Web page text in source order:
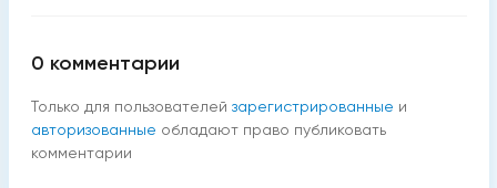
0 комментарии
Только для пользователей зарегистрированные и
авторизованные обладают право публиковать
комментарии